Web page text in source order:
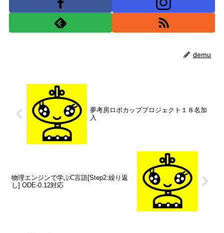
demu
夢考房ロボカッププロジェクト１８名加
入
物理エンジンで学ぶC言語[Step2:繰り返
し] ODE-0.12対応